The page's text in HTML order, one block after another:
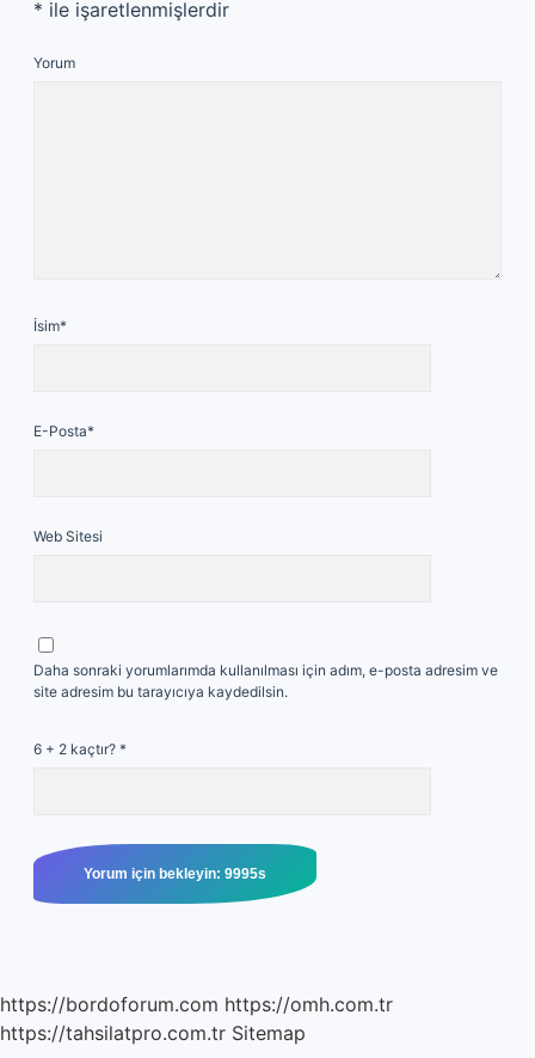
* ile işaretlenmişlerdir
Yorum
İsim*
E-Posta*
Web Sitesi
Daha sonraki yorumlarımda kullanılması için adım, e-posta adresim ve
site adresim bu tarayıcıya kaydedilsin.
6 + 2 kaçtır? *
https://bordoforum.com https://omh.com.tr
https://tahsilatpro.com.tr Sitemap